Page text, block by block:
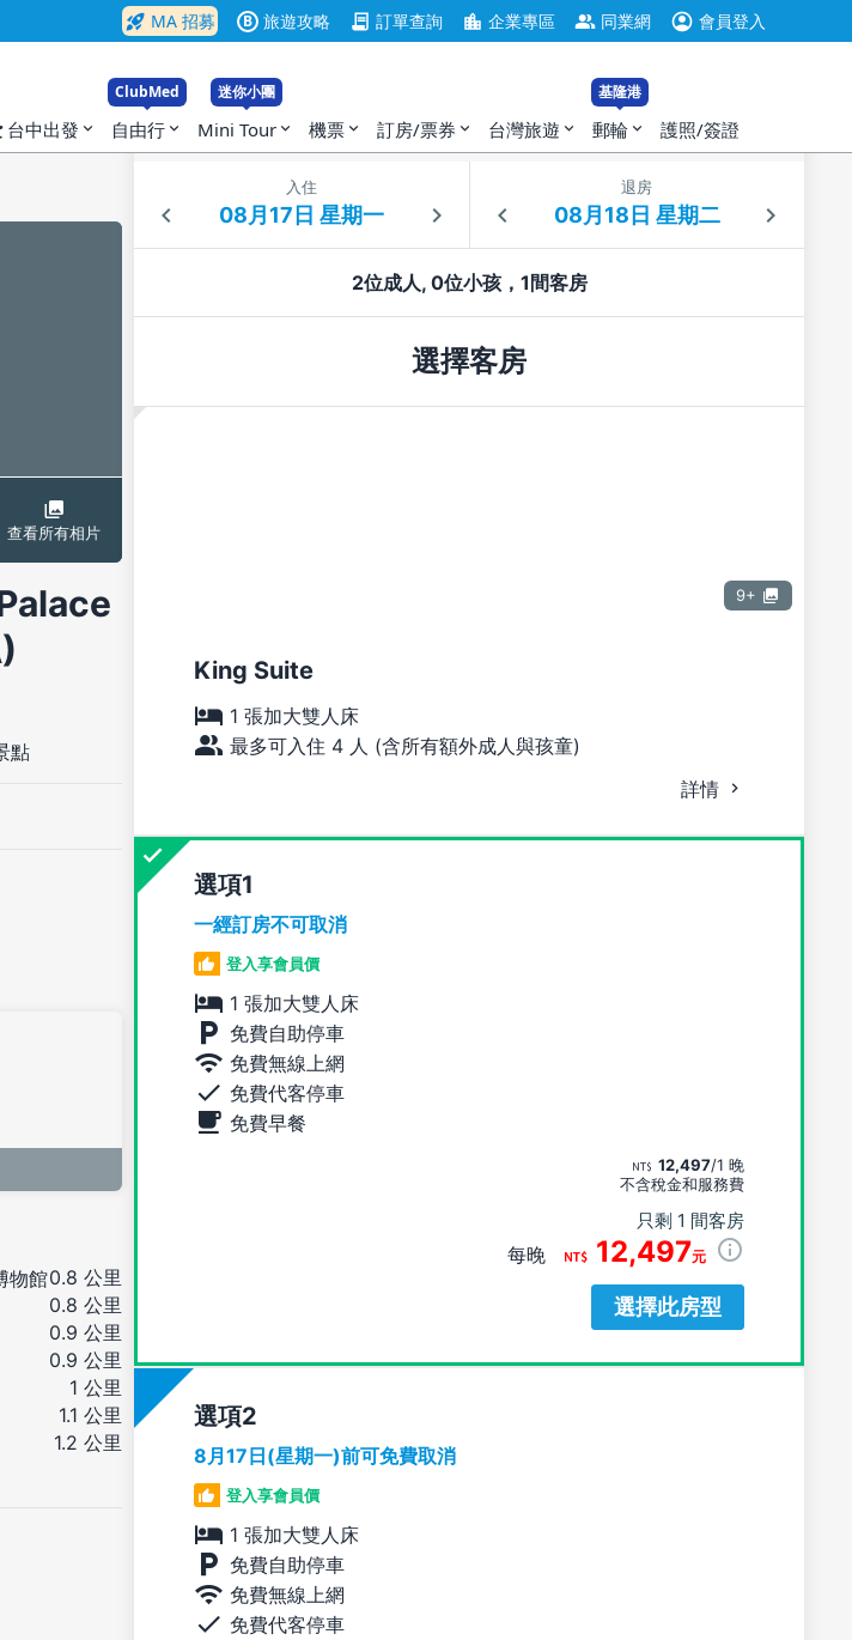
rocket_launch MA 招募 B 旅遊攻略 contract 訂單查詢 location_city 企業專區 group 同業網 account_circle 會員登入
台中出發 expand_more
ClubMed
自由行 expand_more
迷你小團
Mini Tour expand_more 機票 expand_more 訂房/票券 expand_more 台灣旅遊 expand_more
基隆港
郵輪 expand_more 護照/簽證
查看所有相片
點
入住 退房
2位成人, 0位小孩，1間客房
選擇客房
9+
King Suite
1 張加大雙人床
最多可入住 4 人 (含所有額外成人與孩童)
詳情
選項
一經訂房不可取消
登入享會員價
1 張加大雙人床
免費自助停車
免費無線上網
免費代客停車
免費早餐
12,497/1 晚
不含稅金和服務費
只剩 1 間客房
每晚 12,497元
選擇此房型
選項
8月17日(星期一)前可免費取消
登入享會員價
1 張加大雙人床
免費自助停車
免費無線上網
免費代客停車
物館0.8 公里
0.8 公里
0.9 公里
0.9 公里
1 公里
1.1 公里
1.2 公里